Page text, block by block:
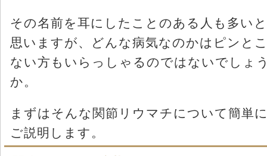
その名前を耳にしたことのある人も多いと
思いますが、どんな病気なのかはピンと
ない方もいらっしゃるのではないでしょ
か。
まずはそんな関節リウマチについて簡単
ご説明します。